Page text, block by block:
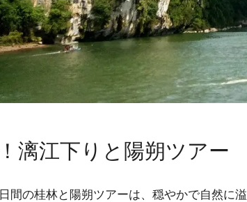
西安
私たちについて
漓江下りと陽朔ツア
間の桂林と陽朔ツアーは、穏やかで自然に